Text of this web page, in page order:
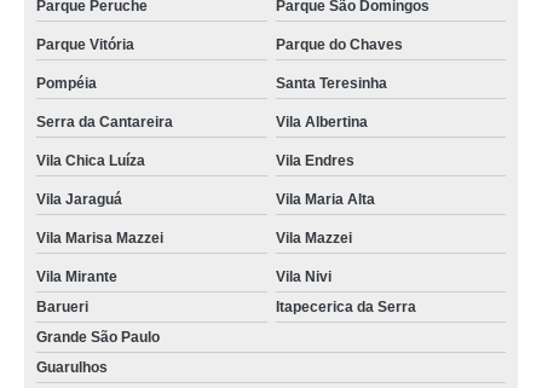
Parque Peruche Parque São Domingos
Parque Vitória Parque do Chaves
Pompéia Santa Teresinha
Serra da Cantareira Vila Albertina
Vila Chica Luíza Vila Endres
Vila Jaraguá Vila Maria Alta
Vila Marisa Mazzei Vila Mazzei
Vila Mirante
Vila Nivi
Barueri
Itapecerica da Serra
Grande São Paulo
Guarulhos